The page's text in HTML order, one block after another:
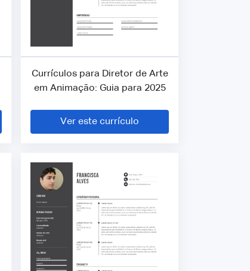
Currículos para Diretor de Arte
em Animação: Guia para 2025
Ver este currículo